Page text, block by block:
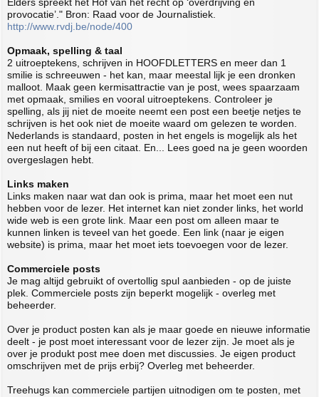
Elders spreekt het Hof van het recht op ‘overdrijving en
provocatie’." Bron: Raad voor de Journalistiek.
http://www.rvdj.be/node/400
Opmaak, spelling & taal
2 uitroeptekens, schrijven in HOOFDLETTERS en meer dan 1
smilie is schreeuwen - het kan, maar meestal lijk je een dronken
malloot. Maak geen kermisattractie van je post, wees spaarzaam
met opmaak, smilies en vooral uitroeptekens. Controleer je
spelling, als jij niet de moeite neemt een post een beetje netjes te
schrijven is het ook niet de moeite waard om gelezen te worden.
Nederlands is standaard, posten in het engels is mogelijk als het
een nut heeft of bij een citaat. En... Lees goed na je geen woorden
overgeslagen hebt.
Links maken
Links maken naar wat dan ook is prima, maar het moet een nut
hebben voor de lezer. Het internet kan niet zonder links, het world
wide web is een grote link. Maar een post om alleen maar te
kunnen linken is teveel van het goede. Een link (naar je eigen
website) is prima, maar het moet iets toevoegen voor de lezer.
Commerciele posts
Je mag altijd gebruikt of overtollig spul aanbieden - op de juiste
plek. Commerciele posts zijn beperkt mogelijk - overleg met
beheerder.
Over je product posten kan als je maar goede en nieuwe informatie
deelt - je post moet interessant voor de lezer zijn. Je moet als je
over je produkt post mee doen met discussies. Je eigen product
omschrijven met de prijs erbij? Overleg met beheerder.
Treehugs kan commerciele partijen uitnodigen om te posten, met